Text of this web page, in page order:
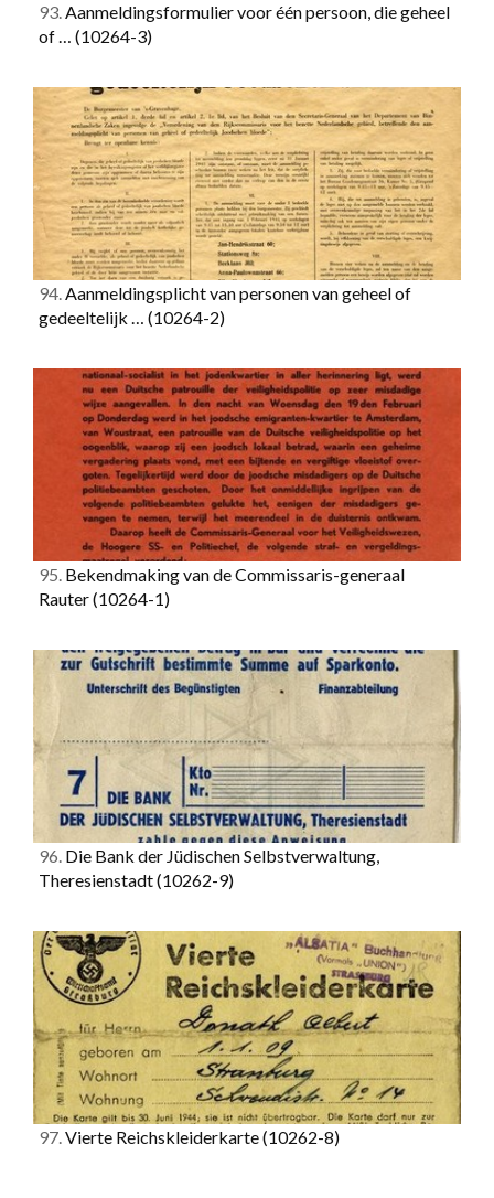
93.Aanmeldingsformulier voor één persoon, die geheel
of … (10264-3)
94.Aanmeldingsplicht van personen van geheel of
gedeeltelijk … (10264-2)
95. Bekendmaking van de Commissaris-generaal
Rauter(10264-1)
96. Die Bank der Jüdischen Selbstverwaltung,
Theresienstadt(10262-9)
97.Vierte Reichskleiderkarte(10262-8)